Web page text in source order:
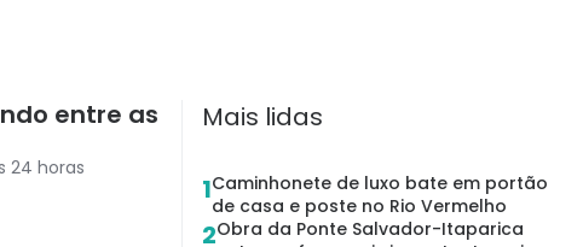
entre as
24 horas
Mais lidas
1Caminhonete de luxo bate em portão
de casa e poste no Rio Vermelho
2Obra da Ponte Salvador-Itaparica